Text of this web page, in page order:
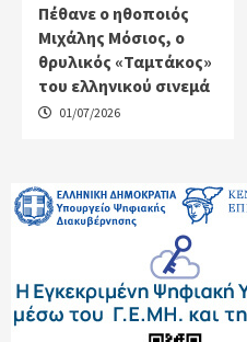
Πέθανε ο ηθοποιός
Μιχάλης Μόσιος, ο
θρυλικός «Ταμτάκος»
του ελληνικού σινεμά
01/07/2026